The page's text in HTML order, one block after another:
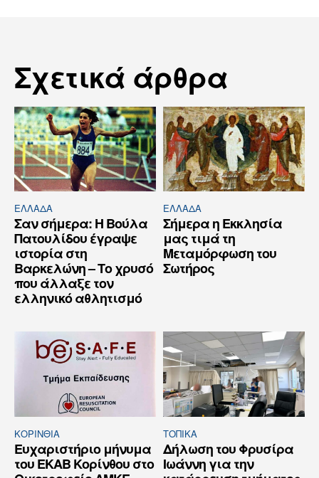
Σχετικά άρθρα
ΕΛΛΆΔΑ
Σαν σήμερα: Η Βούλα
Πατουλίδου έγραψε
ιστορία στη
Βαρκελώνη – Το χρυσό
που άλλαξε τον
ελληνικό αθλητισμό
ΕΛΛΆΔΑ
Σήμερα η Εκκλησία
μας τιμά τη
Μεταμόρφωση του
Σωτήρος
ΚΟΡΙΝΘΊΑ
Ευχαριστήριο μήνυμα
του ΕΚΑΒ Κορίνθου στο
ΤΟΠΙΚΑ
Δήλωση του Φρυσίρα
Ιωάννη για την